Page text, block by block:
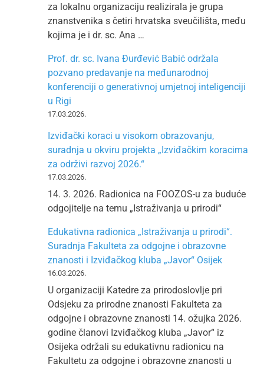
za lokalnu organizaciju realizirala je grupa
znanstvenika s četiri hrvatska sveučilišta, među
kojima je i dr. sc. Ana …
Prof. dr. sc. Ivana Đurđević Babić održala
pozvano predavanje na međunarodnoj
konferenciji o generativnoj umjetnoj inteligenciji
u Rigi
17.03.2026.
Izviđački koraci u visokom obrazovanju,
suradnja u okviru projekta „Izviđačkim koracima
za održivi razvoj 2026.“
17.03.2026.
14. 3. 2026. Radionica na FOOZOS-u za buduće
odgojitelje na temu „Istraživanja u prirodi“
Edukativna radionica „Istraživanja u prirodi“.
Suradnja Fakulteta za odgojne i obrazovne
znanosti i Izviđačkog kluba „Javor“ Osijek
16.03.2026.
U organizaciji Katedre za prirodoslovlje pri
Odsjeku za prirodne znanosti Fakulteta za
odgojne i obrazovne znanosti 14. ožujka 2026.
godine članovi Izviđačkog kluba „Javor“ iz
Osijeka održali su edukativnu radionicu na
Fakultetu za odgojne i obrazovne znanosti u